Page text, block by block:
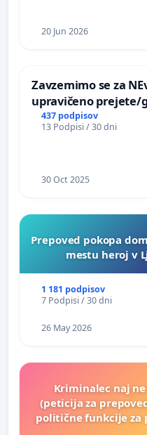
20 Jun 2026
Zavzemimo se za
upravičeno prejete/
437 podpisov
13 Podpisi / 30 dni
30 Oct 2025
Prepoved pokopa
mestu heroj v
1 181 podpisov
7 Podpisi / 30 dni
26 May 2026
Kriminalec naj
(peticija za
politične funkcije za